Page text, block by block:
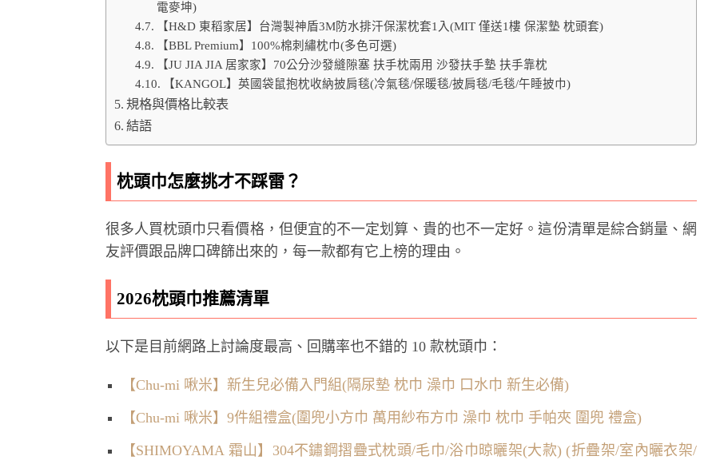
電麥坤)
【H&D 東稻家居】台灣製神盾3M防水排汗保潔枕套1入(MIT 僅送1樓 保潔墊 枕頭套)
【BBL Premium】100%棉刺繡枕巾(多色可選)
【JU JIA JIA 居家家】70公分沙發縫隙塞 扶手枕兩用 沙發扶手墊 扶手靠枕
【KANGOL】英國袋鼠抱枕收納披肩毯(冷氣毯/保暖毯/披肩毯/毛毯/午睡披巾)
規格與價格比較表
結語
枕頭巾怎麼挑才不踩雷？
很多人買枕頭巾只看價格，但便宜的不一定划算、貴的也不一定好。這份清單是綜合銷量、網
友評價跟品牌口碑篩出來的，每一款都有它上榜的理由。
2026枕頭巾推薦清單
以下是目前網路上討論度最高、回購率也不錯的 10 款枕頭巾：
【Chu-mi 啾米】新生兒必備入門組(隔尿墊 枕巾 澡巾 口水巾 新生必備)
【Chu-mi 啾米】9件組禮盒(圍兜小方巾 萬用紗布方巾 澡巾 枕巾 手帕夾 圍兜 禮盒)
【SHIMOYAMA 霜山】304不鏽鋼摺疊式枕頭/毛巾/浴巾晾曬架(大款) (折疊架/室內曬衣架/